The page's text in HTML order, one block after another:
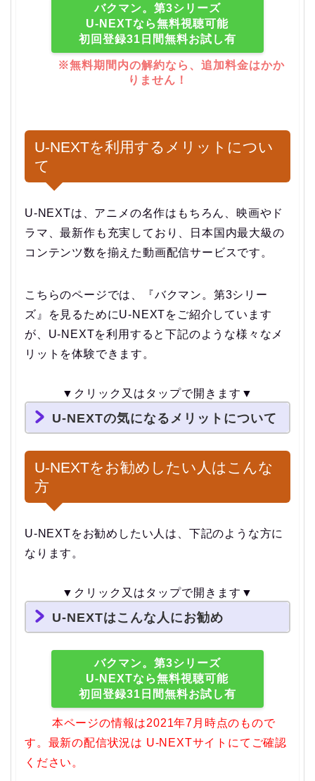
バクマン。第3シリーズ
U-NEXTなら無料視聴可能
初回登録31日間無料お試し有
※無料期間内の解約なら、追加料金はかか
りません！
U-NEXTを利用するメリットについ
て
U-NEXTは、アニメの名作はもちろん、映画やド
ラマ、最新作も充実しており、日本国内最大級の
コンテンツ数を揃えた動画配信サービスです。
こちらのページでは、『バクマン。第3シリー
ズ』を見るためにU-NEXTをご紹介しています
が、U-NEXTを利用すると下記のような様々なメ
リットを体験できます。
▼クリック又はタップで開きます▼
U-NEXTの気になるメリットについて
U-NEXTをお勧めしたい人はこんな
方
U-NEXTをお勧めしたい人は、下記のような方に
なります。
▼クリック又はタップで開きます▼
U-NEXTはこんな人にお勧め
『バクマン。第3シリーズ』を見る
ために、キレイな画質で見たい人
無料お試しを利用したい人
バクマン。第3シリーズ
U-NEXTなら無料視聴可能
初回登録31日間無料お試し有
本ページの情報は2021年7月時点のもので
す。最新の配信状況は U-NEXTサイトにてご確認
ください。